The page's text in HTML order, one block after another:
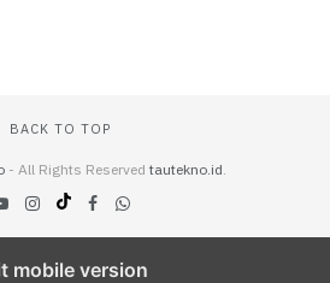
BACK TO TOP
- All Rights Reserved tautekno.id.
mobile version